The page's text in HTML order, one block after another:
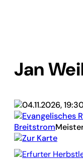
Jan
04.11.2026,
Evangelisches
Breitstrom
Zur Karte
Erfurter